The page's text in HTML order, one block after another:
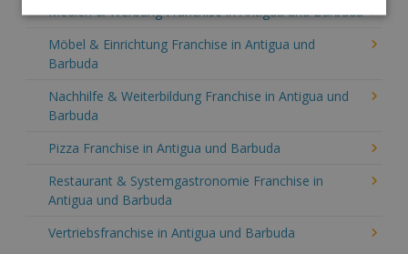
Medien & Werbung Franchise in Antigua und Barbuda
Möbel & Einrichtung Franchise in Antigua und
Barbuda
Nachhilfe & Weiterbildung Franchise in Antigua und
Barbuda
Pizza Franchise in Antigua und Barbuda
Restaurant & Systemgastronomie Franchise in
Antigua und Barbuda
Vertriebsfranchise in Antigua und Barbuda